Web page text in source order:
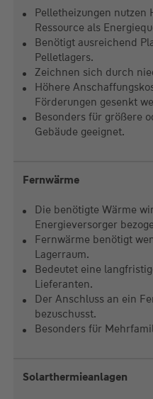
Pelletheizungen nutzen
Ressource als
Benötigt ausreichend
Pelletlagers.
Zeichnen sich durch
Höhere
Förderungen gesenkt
Besonders für größere
Gebäude geeignet.
Fernwärme
Die benötigte Wärme
Energieversorger
Fernwärme benötigt
Lagerraum.
Bedeutet eine
Lieferanten.
Der Anschluss an ein
bezuschusst.
Besonders für
Solarthermieanlagen